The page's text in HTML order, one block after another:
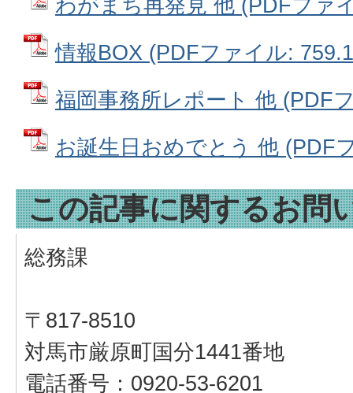
わがまち再発見 他 (PDFファ
情報BOX (PDFファイル:
福岡事務所レポート 他 (PDF
お誕生日おめでとう 他 (PDF
この記事に関するお問
総務課
〒817-8510
対馬市厳原町国分1441番地
電話番号：0920-53-6201